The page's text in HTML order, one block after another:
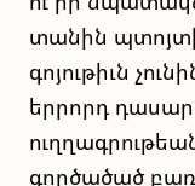
տանին
գոյութիւն
երրորդ
գործածած